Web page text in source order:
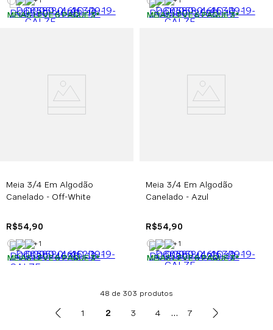
MEIAS LEVE 6 PAGUE 3*
MEIAS LEVE 6 PAGUE 3*
Meia 3/4 Em Algodão
Canelado - Off-White
R$54,90
+1
MEIAS LEVE 6 PAGUE 3*
Meia 3/4 Em Algodão
Canelado - Azul
R$54,90
+1
MEIAS LEVE 6 PAGUE 3*
48 de 303
1 2 3 4 ... 7